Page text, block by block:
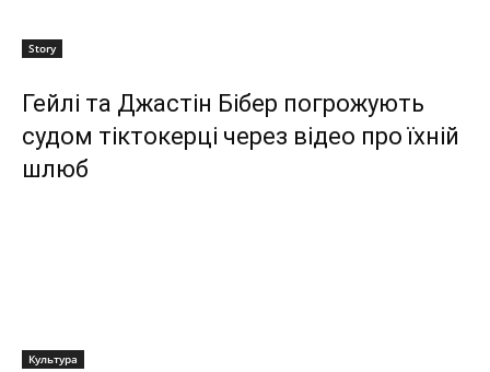
Story
Гейлі та Джастін Бібер погрожують
судом тіктокерці через відео про їхній
шлюб
Культура